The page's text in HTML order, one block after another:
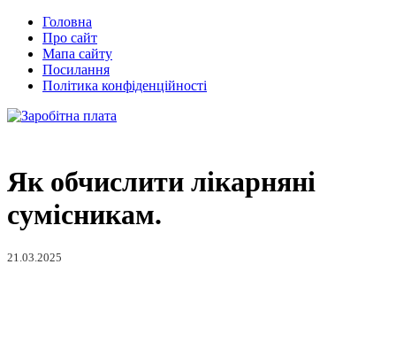
Головна
Про сайт
Мапа сайту
Посилання
Політика конфіденційності
Як обчислити лікарняні
сумісникам.
21.03.2025